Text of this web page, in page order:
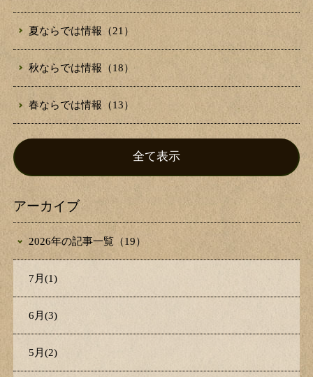
夏ならでは情報（21）
秋ならでは情報（18）
春ならでは情報（13）
全て表示
アーカイブ
2026年の記事一覧（19）
7月(1)
6月(3)
5月(2)